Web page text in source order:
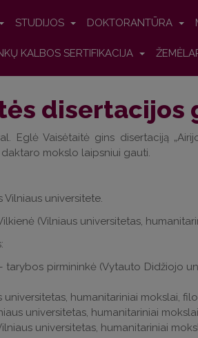
STUDIJOS DOKTORANTŪRA
KALBOS SERTIFIKACIJA
disertacijos
Eglė Vaisėtaitė gins disertaciją
mokslo laipsniui gauti.
Vilniaus universitete.
(Vilniaus universitetas,
tarybos pirmininkė (Vytauto Didžiojo
universitetas, humanitariniai mokslai,
universitetas, humanitariniai
universitetas, humanitariniai